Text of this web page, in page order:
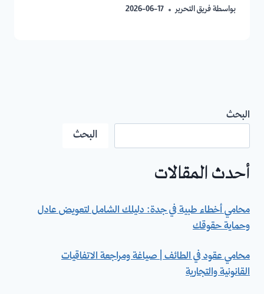
بواسطةفريق التحرير 2026-06-17
البحث
البحث
أحدث المقالات
محامي أخطاء طبية في جدة: دليلك الشامل لتعويض عادل
وحماية حقوقك
محامي عقود في الطائف | صياغة ومراجعة الاتفاقيات
القانونية والتجارية